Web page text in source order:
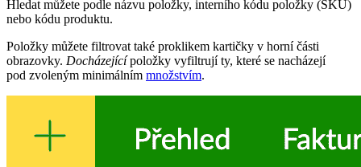
Hledat můžete podle názvu položky, interního kódu položky (SKU)
nebo kódu produktu.
Položky můžete filtrovat také proklikem kartičky v horní části
obrazovky. Docházejícípoložky vyfiltrují ty, které se nacházejí
pod zvoleným minimálním množstvím.